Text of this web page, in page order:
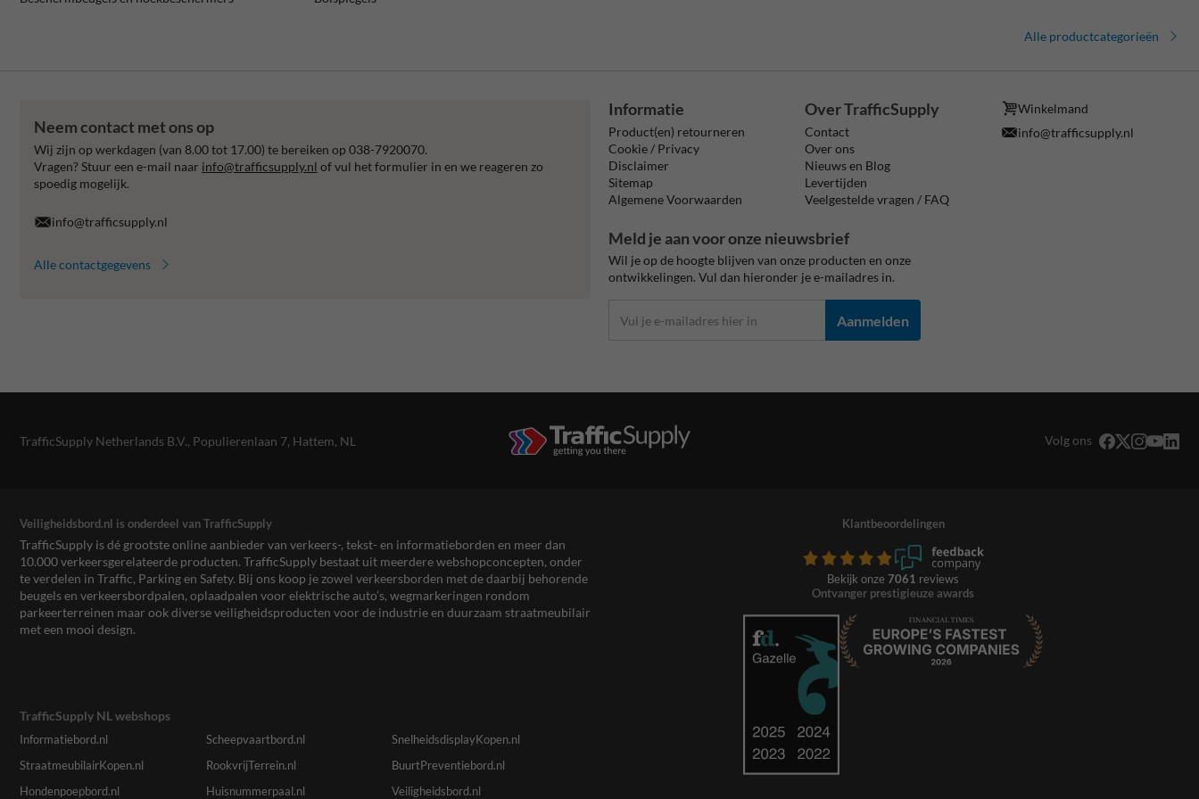
Alle productcategorieën
Neem contact met ons op
Wij zijn op werkdagen (van 8.00 tot 17.00) te bereiken op 038-7920070.
Vragen? Stuur een e-mail naar info@trafficsupply.nl of vul het formulier in en we reageren zo
spoedig mogelijk.
info@trafficsupply.nl
Alle contactgegevens
Informatie
Product(en) retourneren
Cookie / Privacy
Disclaimer
Sitemap
Algemene Voorwaarden
Over TrafficSupply
Contact
Over ons
Nieuws en Blog
Levertijden
Veelgestelde vragen / FAQ
Winkelmand
info@trafficsupply.nl
Meld je aan voor onze nieuwsbrief
Wil je op de hoogte blijven van onze producten en onze
ontwikkelingen. Vul dan hieronder je e-mailadres in.
Aanmelden
TrafficSupply Netherlands B.V., Populierenlaan 7, Hattem, NL Volg ons
Veiligheidsbord.nl is onderdeel van TrafficSupply
TrafficSupply is dé grootste online aanbieder van verkeers-, tekst- en informatieborden en meer dan
10.000 verkeersgerelateerde producten. TrafficSupply bestaat uit meerdere webshopconcepten, onder
te verdelen in Traffic, Parking en Safety. Bij ons koop je zowel verkeersborden met de daarbij behorende
beugels en verkeersbordpalen, oplaadpalen voor elektrische auto’s, wegmarkeringen rondom
parkeerterreinen maar ook diverse veiligheidsproducten voor de industrie en duurzaam straatmeubilair
met een mooi design.
Klantbeoordelingen
Bekijk onze 7061 reviews
Ontvanger prestigieuze awards
TrafficSupply NL webshops
Informatiebord.nl Scheepvaartbord.nl
SnelheidsdisplayKopen.nl
StraatmeubilairKopen.nl
RookvrijTerrein.nl
BuurtPreventiebord.nl
Hondenpoepbord.nl
Huisnummerpaal.nl Veiligheidsbord.nl